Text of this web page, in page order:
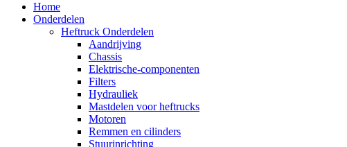
Home
Onderdelen
Heftruck Onderdelen
Aandrijving
Chassis
Elektrische-componenten
Filters
Hydrauliek
Mastdelen voor heftrucks
Motoren
Remmen en cilinders
Stuurinrichting